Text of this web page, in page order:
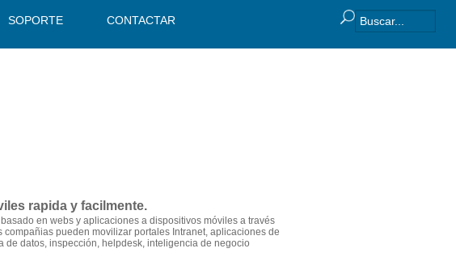
SOPORTE CONTACTAR
rapida y facilmente.
en webs y aplicaciones a dispositivos móviles a través
pueden movilizar portales Intranet, aplicaciones de
de datos, inspección, helpdesk, inteligencia de negocio